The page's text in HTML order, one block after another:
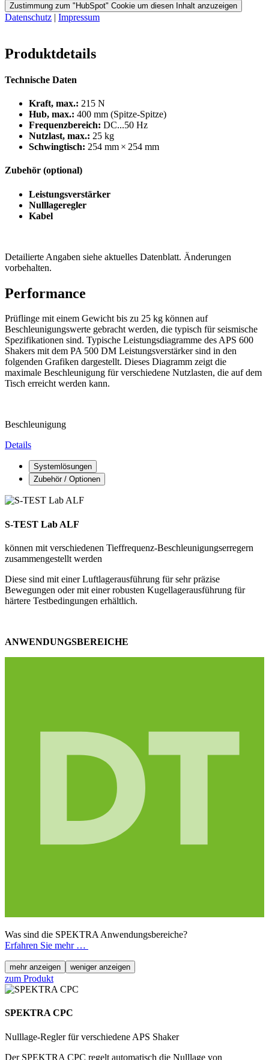
Zustimmung zum "HubSpot" Cookie um diesen Inhalt anzuzeigen
Datenschutz | Impressum
Produktdetails
Technische Daten
Kraft, max.: 215 N
Hub, max.: 400 mm (Spitze-Spitze)
Frequenzbereich: DC...50 Hz
Nutzlast, max.: 25 kg
Schwingtisch: 254 mm × 254 mm
Zubehör (optional)
Leistungsverstärker
Nulllageregler
Kabel
Detailierte Angaben siehe aktuelles Datenblatt. Änderungen
vorbehalten.
Performance
Prüflinge mit einem Gewicht bis zu 25 kg können auf
Beschleunigungswerte gebracht werden, die typisch für seismische
Spezifikationen sind. Typische Leistungsdiagramme des APS 600
Shakers mit dem PA 500 DM Leistungsverstärker sind in den
folgenden Grafiken dargestellt. Dieses Diagramm zeigt die
maximale Beschleunigung für verschiedene Nutzlasten, die auf dem
Tisch erreicht werden kann.
Beschleunigung
Details
Systemlösungen
Zubehör / Optionen
S-TEST Lab ALF
können mit verschiedenen Tieffrequenz-Beschleunigungserregern
zusammengestellt werden
Diese sind mit einer Luftlagerausführung für sehr präzise
Bewegungen oder mit einer robusten Kugellagerausführung für
härtere Testbedingungen erhältlich.
ANWENDUNGSBEREICHE
Was sind die SPEKTRA Anwendungsbereiche?
Erfahren Sie mehr …
mehr anzeigen weniger anzeigen
zum Produkt
SPEKTRA CPC
Nulllage-Regler für verschiedene APS Shaker
Der SPEKTRA CPC regelt automatisch die Nulllage von